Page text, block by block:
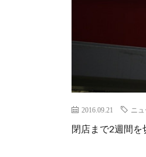
2016.09.21 ニュ
閉店まで2週間を